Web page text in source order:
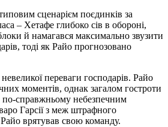
сценарієм поєдинків за
– Хетафе глибоко сів в обороні,
й намагався максимально звузити
тоді як Райо прогнозовано
переваги господарів. Райо
моментів, однак загалом гостроти
справжньому небезпечним
Гарсії з меж штрафного
врятував свою команду.